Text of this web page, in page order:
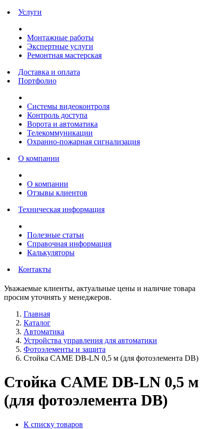
Услуги
Монтажные работы
Экспертные услуги
Ремонтная мастерская
Доставка и оплата
Портфолио
Системы видеоконтроля
Контроль доступа
Ворота и автоматика
Телекоммуникации
Охранно-пожарная сигнализация
О компании
О компании
Отзывы клиентов
Техническая информация
Полезные статьи
Справочная информация
Калькуляторы
Контакты
Уважаемые клиенты, актуальные цены и наличие товара
просим уточнять у менеджеров.
Главная
Каталог
Автоматика
Устройства управления для автоматики
Фотоэлементы и защита
Стойка CAME DB-LN 0,5 м (для фотоэлемента DB)
Стойка CAME DB-LN 0,5 м
(для фотоэлемента DB)
К списку товаров